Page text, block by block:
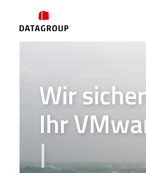
Wirsicher
IhrVMwa
Geschäft.